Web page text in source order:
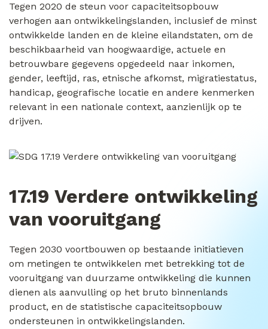
Tegen 2020 de steun voor capaciteitsopbouw
verhogen aan ontwikkelingslanden, inclusief de minst
ontwikkelde landen en de kleine eilandstaten, om de
beschikbaarheid van hoogwaardige, actuele en
betrouwbare gegevens opgedeeld naar inkomen,
gender, leeftijd, ras, etnische afkomst, migratiestatus,
handicap, geografische locatie en andere kenmerken
relevant in een nationale context, aanzienlijk op te
drijven.
17.19 Verdere ontwikkeling
van vooruitgang
Tegen 2030 voortbouwen op bestaande initiatieven
om metingen te ontwikkelen met betrekking tot de
vooruitgang van duurzame ontwikkeling die kunnen
dienen als aanvulling op het bruto binnenlands
product, en de statistische capaciteitsopbouw
ondersteunen in ontwikkelingslanden.